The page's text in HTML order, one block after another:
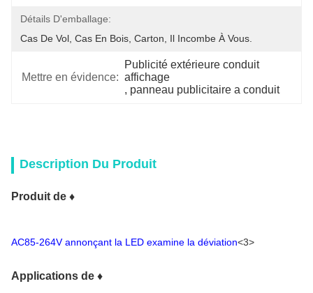
Détails D'emballage:
Cas De Vol, Cas En Bois, Carton, Il Incombe À Vous.
Mettre en évidence:
Publicité extérieure conduit
affichage
, panneau publicitaire a conduit
Description Du Produit
Produit de ♦
AC85-264V annonçant la LED examine la déviation<3>
Applications de ♦